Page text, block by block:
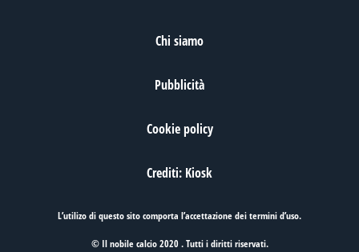
Chi siamo
Pubblicità
Cookie policy
Crediti: Kiosk
L’utilizo di questo sito comporta l’accettazione deitermini d’uso.
© Il nobile calcio 2020 . Tutti i diritti riservati.